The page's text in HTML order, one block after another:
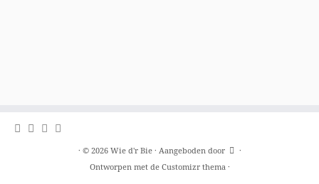
· © 2026 Wie d'r Bie· Aangeboden door
·
Ontworpen met de Customizr thema·